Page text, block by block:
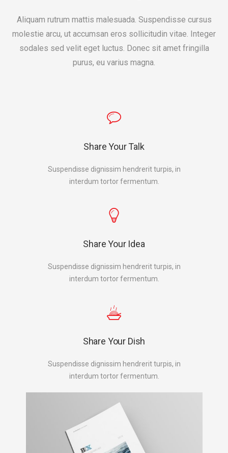
Aliquam rutrum mattis malesuada. Suspendisse cursus
molestie arcu, ut accumsan eros sollicitudin vitae. Integer
sodales sed velit eget luctus. Donec sit amet fringilla
purus, eu varius magna.
Share Your Talk
Suspendisse dignissim hendrerit turpis, in
interdum tortor fermentum.
Share Your Idea
Suspendisse dignissim hendrerit turpis, in
interdum tortor fermentum.
Share Your Dish
Suspendisse dignissim hendrerit turpis, in
interdum tortor fermentum.